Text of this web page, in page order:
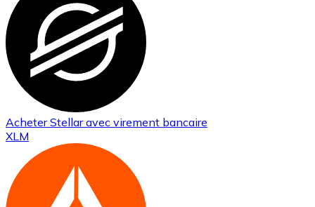
AcheterStellaravec virement bancaire
XLM